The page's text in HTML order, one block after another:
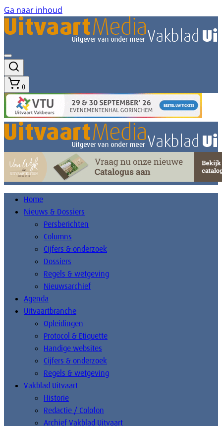
Ga naar inhoud
0
Home
Nieuws & Dossiers
Persberichten
Columns
Cijfers & onderzoek
Dossiers
Regels & wetgeving
Nieuwsarchief
Agenda
Uitvaartbranche
Opleidingen
Protocol & Etiquette
Handige websites
Cijfers & onderzoek
Regels & wetgeving
Vakblad Uitvaart
Historie
Redactie / Colofon
Archief Vakblad Uitvaart